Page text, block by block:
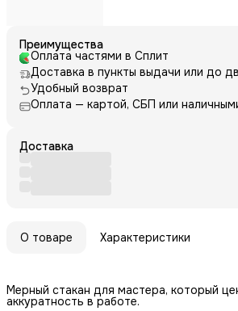
Преимущества
Оплата частями в Сплит
Доставка в пункты выдачи или до
Удобный возврат
Оплата — картой, СБП или
Доставка
О товаре Характеристики
Мерный стакан для мастера, который
аккуратность в работе.